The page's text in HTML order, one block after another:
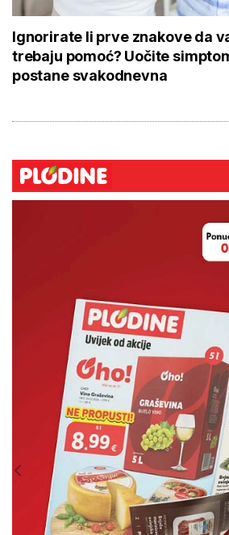
Ignorirate li prve znakove da
trebaju pomoć? Uočite
postane svakodnevna